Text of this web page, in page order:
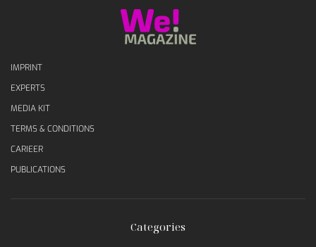
IMPRINT
EXPERTS
MEDIA KIT
TERMS & CONDITIONS
CARIEER
PUBLICATIONS
Categories